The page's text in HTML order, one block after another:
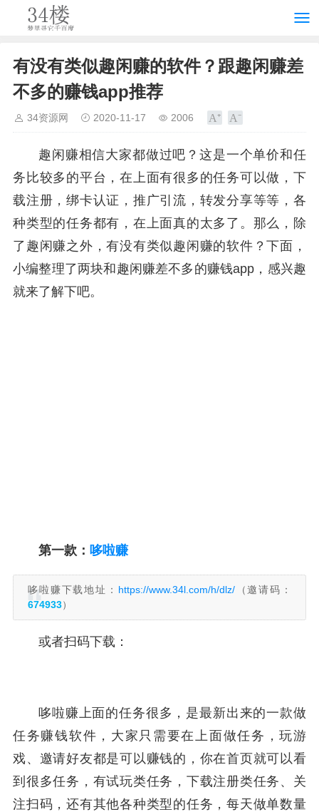
有没有类似趣闲赚的软件？跟趣闲赚差
不多的赚钱app推荐
34资源网 2020-11-17 2006
趣闲赚相信大家都做过吧？这是一个单价和任
务比较多的平台，在上面有很多的任务可以做，下
载注册，绑卡认证，推广引流，转发分享等等，各
种类型的任务都有，在上面真的太多了。那么，除
了趣闲赚之外，有没有类似趣闲赚的软件？下面，
小编整理了两块和趣闲赚差不多的赚钱app，感兴趣
就来了解下吧。
第一款： 哆啦赚
哆啦赚下载地址： https://www.34l.com/h/dlz/（邀请码：
674933）
或者扫码下载：
哆啦赚上面的任务很多，是最新出来的一款做
任务赚钱软件，大家只需要在上面做任务，玩游
戏、邀请好友都是可以赚钱的，你在首页就可以看
到很多任务，有试玩类任务，下载注册类任务、关
注扫码，还有其他各种类型的任务，每天做单数量